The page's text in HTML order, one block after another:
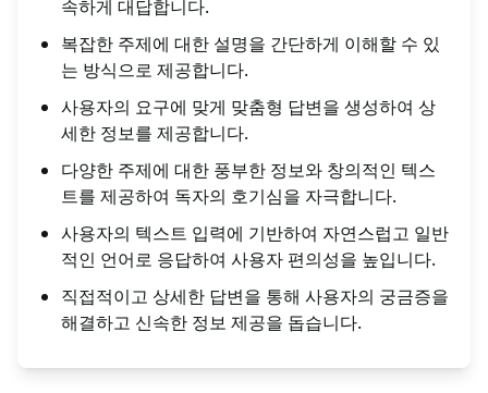
속하게 대답합니다.
복잡한 주제에 대한 설명을 간단하게 이해할 수 있
는 방식으로 제공합니다.
사용자의 요구에 맞게 맞춤형 답변을 생성하여 상
세한 정보를 제공합니다.
다양한 주제에 대한 풍부한 정보와 창의적인 텍스
트를 제공하여 독자의 호기심을 자극합니다.
사용자의 텍스트 입력에 기반하여 자연스럽고 일반
적인 언어로 응답하여 사용자 편의성을 높입니다.
직접적이고 상세한 답변을 통해 사용자의 궁금증을
해결하고 신속한 정보 제공을 돕습니다.